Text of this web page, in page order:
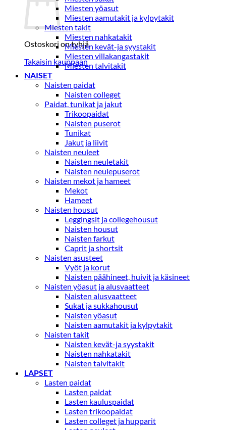
Ostoskori on tyhjä.
Takaisin kauppaan
Miesten yöasut
Miesten aamutakit ja kylpytakit
Miesten takit
Miesten nahkatakit
Miesten kevät-ja syystakit
Miesten villakangastakit
Miesten talvitakit
NAISET
Naisten paidat
Naisten colleget
Paidat, tunikat ja jakut
Trikoopaidat
Naisten puserot
Tunikat
Jakut ja liivit
Naisten neuleet
Naisten neuletakit
Naisten neulepuserot
Naisten mekot ja hameet
Mekot
Hameet
Naisten housut
Leggingsit ja collegehousut
Naisten housut
Naisten farkut
Caprit ja shortsit
Naisten asusteet
Vyöt ja korut
Naisten päähineet, huivit ja käsineet
Naisten yöasut ja alusvaatteet
Naisten alusvaatteet
Sukat ja sukkahousut
Naisten yöasut
Naisten aamutakit ja kylpytakit
Naisten takit
Naisten kevät-ja syystakit
Naisten nahkatakit
Naisten talvitakit
LAPSET
Lasten paidat
Lasten paidat
Lasten kauluspaidat
Lasten trikoopaidat
Lasten colleget ja hupparit